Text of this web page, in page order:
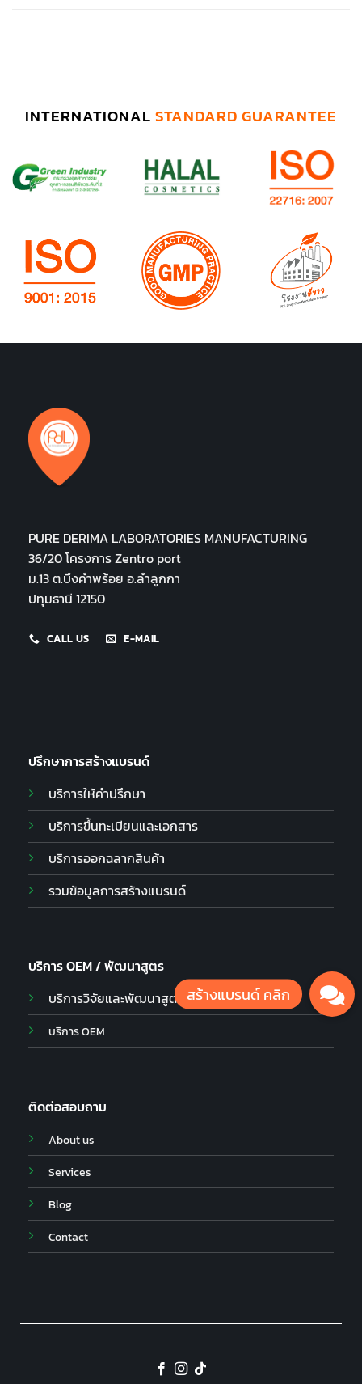
INTERNATIONAL STANDARD GUARANTEE
PURE DERIMA LABORATORIES MANUFACTURING
36/20 โครงการ Zentro port
ม.13 ต.บึงคำพร้อย อ.ลำลูกกา
ปทุมธานี 12150
CALL US E-MAIL
ปรึกษาการสร้างแบรนด์
บริการให้คำปรึกษา
บริการขึ้นทะเบียนและเอกสาร
บริการออกฉลากสินค้า
รวมข้อมูลการสร้างแบรนด์
บริการ OEM / พัฒนาสูตร
บริการวิจัยและพัฒนาสูตร
บริการ OEM
ติดต่อสอบถาม
About us
Services
Blog
Contact